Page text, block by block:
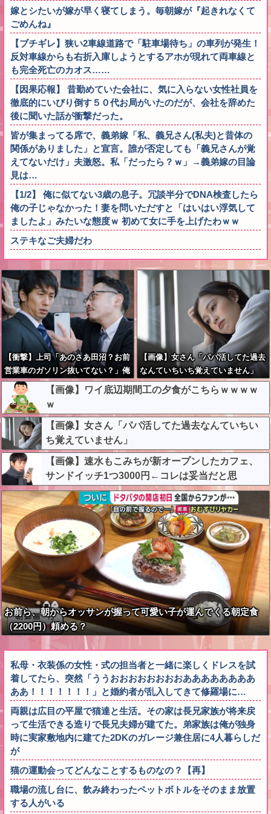
嫁とシたいが嫁が早く寝てしまう。毎朝嫁が『起きれなくて
ごめんね』
【ブチギレ】狭い2車線道路で「駐車場待ち」の車列が発生！
反対車線からも右折入庫しようとするアホが現れて両車線と
も完全死亡のカオス……
【因果応報】 昔勤めていた会社に、気に入らない女性社員を
徹底的にいびり倒す５０代お局がいたのだが、会社を辞めた
後に聞いた話が衝撃だった。
皆が集まってる席で、義弟嫁「私、義兄さん(私夫)と昔体の
関係がありました」と宣言。誰が否定しても「義兄さんが覚
えてないだけ」夫激怒。私「だったら？ｗ」→義弟嫁の目論
見は…
【1/2】 俺に似てない3歳の息子。冗談半分でDNA検査したら
俺の子じゃなかった！妻を問いただすと「はいはい浮気して
ましたよ」みたいな態度ｗ 初めて女に手を上げたわｗｗ
ステキなご夫婦だわ
【衝撃】上司「あのさあ田沼？お前
営業車のガソリン抜いてない？」俺
「はぁ？どういうことすか？」上司
「自分の車に入れ替えたりしてな
い？？」←これw w w w w w
【画像】女さん「パパ活してた過去
なんていちいち覚えていません」
【画像】ワイ底辺期間工の夕食がこちらｗｗｗｗ
ｗ
【画像】女さん「パパ活してた過去なんていちい
ち覚えていません」
【画像】速水もこみちが新オープンしたカフェ、
サンドイッチ1つ3000円←コレは妥当だと思
う？？？？？？
お前ら、朝からオッサンが握って可愛い子が運んでくる朝定食
（2200円）頼める？
私母・衣装係の女性・式の担当者と一緒に楽しくドレスを試
着してたら、突然「ううおおおおおおおおああああああああ
ああ！！！！！！！」と婚約者が乱入してきて修羅場に…
両親は広目の平屋で猫達と生活。その家は長兄家族が将来戻
って生活できる造りで長兄夫婦が建てた。弟家族は俺が独身
時に実家敷地内に建てた2DKのガレージ兼住居に4人暮らしだ
が
猫の運動会ってどんなことするものなの？【再】
職場の流し台に、飲み終わったペットボトルをそのまま放置
する人がいる